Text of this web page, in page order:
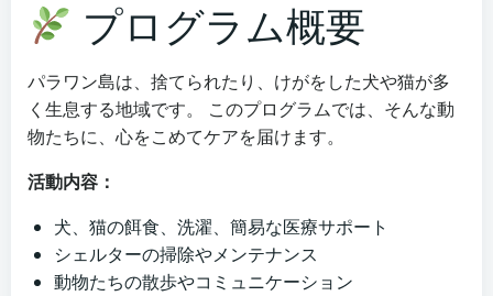
プログラム概要
パラワン島は、捨てられたり、けがをした犬や猫が多
く生息する地域です。 このプログラムでは、そんな動
物たちに、心をこめてケアを届けます。
活動内容：
犬、猫の餌食、洗濯、簡易な医療サポート
シェルターの掃除やメンテナンス
動物たちの散歩やコミュニケーション